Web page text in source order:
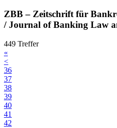
ZBB – Zeitschrift für
/ Journal of Banking Law
449 Treffer
«
<
36
37
38
39
40
41
42